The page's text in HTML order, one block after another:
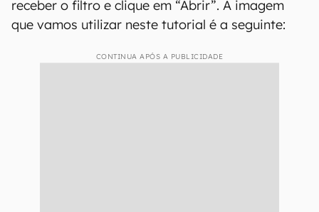
receber o filtro e clique em “Abrir”. A imagem
que vamos utilizar neste tutorial é a seguinte:
CONTINUA APÓS A PUBLICIDADE